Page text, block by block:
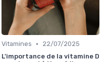
Vitamines •
22/07/2025
L'importance de la vitamine D